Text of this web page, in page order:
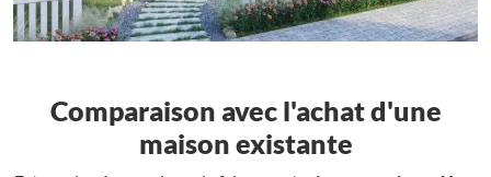
Comparaison avec l'achat d'une
maison existante